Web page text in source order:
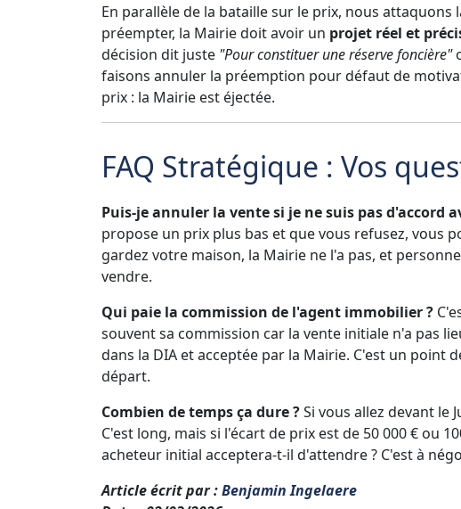
En parallèle de la bataille sur le prix, nous
préempter, la Mairie doit avoir un projet réel et
décision dit juste "Pour constituer une réserve foncière"
faisons annuler la préemption pour défaut de
prix : la Mairie est éjectée.
FAQ Stratégique : Vos
Puis-je annuler la vente si je ne suis pas d'accord
propose un prix plus bas et que vous refusez, vous
gardez votre maison, la Mairie ne l'a pas, et
vendre.
Qui paie la commission de l'agent immobilier ?
souvent sa commission car la vente initiale n'a pas
dans la DIA et acceptée par la Mairie. C'est un
départ.
Combien de temps ça dure ?Si vous allez devant le
C'est long, mais si l'écart de prix est de 50 000 € ou
acheteur initial acceptera-t-il d'attendre ? C'est à
Article écrit par:Benjamin Ingelaere